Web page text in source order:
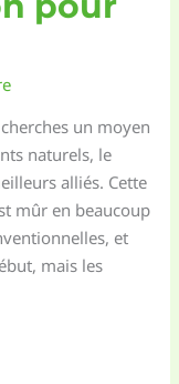
un moyen
naturels, le
alliés. Cette
mûr en beaucoup
et
mais les